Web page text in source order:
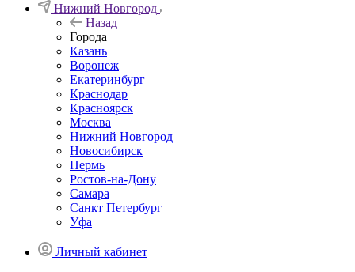
Нижний Новгород
Назад
Города
Казань
Воронеж
Екатеринбург
Краснодар
Красноярск
Москва
Нижний Новгород
Новосибирск
Пермь
Ростов-на-Дону
Самара
Санкт Петербург
Уфа
Личный кабинет